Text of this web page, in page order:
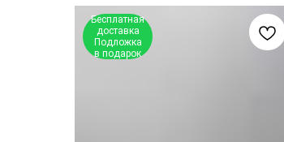
Бесплатная
доставка
Подложка
в подарок